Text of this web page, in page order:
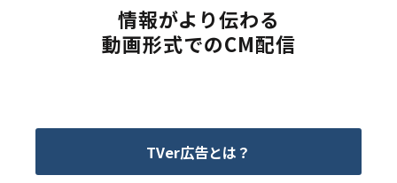
情報がより伝わる
動画形式でのCM配信
TVer広告とは？